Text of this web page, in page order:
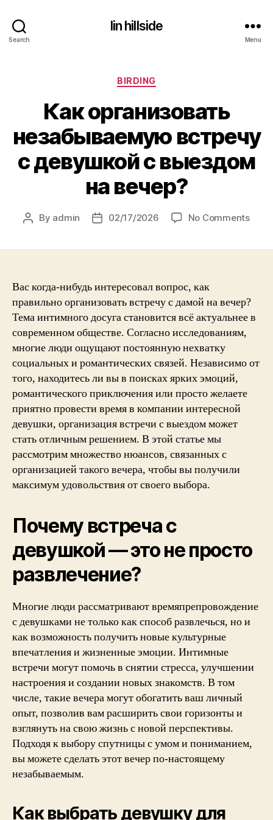
Search
lin hillside
Menu
Categories
BIRDING
Как организовать
незабываемую встречу
с девушкой с выездом
на вечер?
Post
By admin
Post02/17/2026 No Commentson
Вас когда-нибудь интересовал вопрос, как
правильно организовать встречу с дамой на вечер?
Тема интимного досуга становится всё актуальнее в
современном обществе. Согласно исследованиям,
многие люди ощущают постоянную нехватку
социальных и романтических связей. Независимо от
того, находитесь ли вы в поисках ярких эмоций,
романтического приключения или просто желаете
приятно провести время в компании интересной
девушки, организация встречи с выездом может
стать отличным решением. В этой статье мы
рассмотрим множество нюансов, связанных с
организацией такого вечера, чтобы вы получили
максимум удовольствия от своего выбора.
Почему встреча с
девушкой — это не просто
развлечение?
Многие люди рассматривают времяпрепровождение
с девушками не только как способ развлечься, но и
как возможность получить новые культурные
впечатления и жизненные эмоции. Интимные
встречи могут помочь в снятии стресса, улучшении
настроения и создании новых знакомств. В том
числе, такие вечера могут обогатить ваш личный
опыт, позволив вам расширить свои горизонты и
взглянуть на свою жизнь с новой перспективы.
Подходя к выбору спутницы с умом и пониманием,
вы можете сделать этот вечер по-настоящему
незабываемым.
Как выбрать девушку для